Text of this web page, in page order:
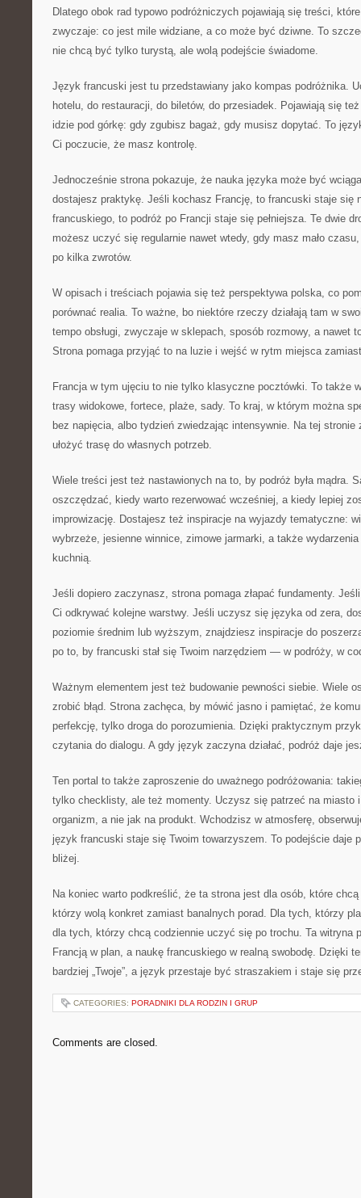
Dlatego obok rad typowo podróżniczych pojawiają się treści,
zwyczaje: co jest mile widziane, a co może być dziwne. To
nie chcą być tylko turystą, ale wolą podejście świadome.
Język francuski jest tu przedstawiany jako kompas podróżnika.
hotelu, do restauracji, do biletów, do przesiadek. Pojawiają się
idzie pod górkę: gdy zgubisz bagaż, gdy musisz dopytać. To
Ci poczucie, że masz kontrolę.
Jednocześnie strona pokazuje, że nauka języka może być
dostajesz praktykę. Jeśli kochasz Francję, to francuski staje się
francuskiego, to podróż po Francji staje się pełniejsza. Te dwie
możesz uczyć się regularnie nawet wtedy, gdy masz mało
po kilka zwrotów.
W opisach i treściach pojawia się też perspektywa polska, co
porównać realia. To ważne, bo niektóre rzeczy działają tam w
tempo obsługi, zwyczaje w sklepach, sposób rozmowy, a nawet
Strona pomaga przyjąć to na luzie i wejść w rytm miejsca
Francja w tym ujęciu to nie tylko klasyczne pocztówki. To także
trasy widokowe, fortece, plaże, sady. To kraj, w którym można
bez napięcia, albo tydzień zwiedzając intensywnie. Na tej
ułożyć trasę do własnych potrzeb.
Wiele treści jest też nastawionych na to, by podróż była mądra.
oszczędzać, kiedy warto rezerwować wcześniej, a kiedy lepiej
improwizację. Dostajesz też inspiracje na wyjazdy tematyczne:
wybrzeże, jesienne winnice, zimowe jarmarki, a także
kuchnią.
Jeśli dopiero zaczynasz, strona pomaga złapać fundamenty.
Ci odkrywać kolejne warstwy. Jeśli uczysz się języka od zera,
poziomie średnim lub wyższym, znajdziesz inspiracje do
po to, by francuski stał się Twoim narzędziem — w podróży, w
Ważnym elementem jest też budowanie pewności siebie. Wiele
zrobić błąd. Strona zachęca, by mówić jasno i pamiętać, że
perfekcję, tylko droga do porozumienia. Dzięki praktycznym
czytania do dialogu. A gdy język zaczyna działać, podróż daje
Ten portal to także zaproszenie do uważnego podróżowania:
tylko checklisty, ale też momenty. Uczysz się patrzeć na miasto
organizm, a nie jak na produkt. Wchodzisz w atmosferę,
język francuski staje się Twoim towarzyszem. To podejście daje
bliżej.
Na koniec warto podkreślić, że ta strona jest dla osób, które
którzy wolą konkret zamiast banalnych porad. Dla tych, którzy
dla tych, którzy chcą codziennie uczyć się po trochu. Ta witryna
Francją w plan, a naukę francuskiego w realną swobodę. Dzięki
bardziej „Twoje”, a język przestaje być straszakiem i staje się
CATEGORIES: PORADNIKI DLA RODZIN I GRUP
Comments are closed.